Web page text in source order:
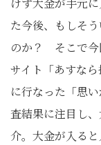
けず大金が手元
た今後、もしそ
のか？ そこで今
サイト「あすな
に行なった「思
査結果に注目し
介。大金が入る